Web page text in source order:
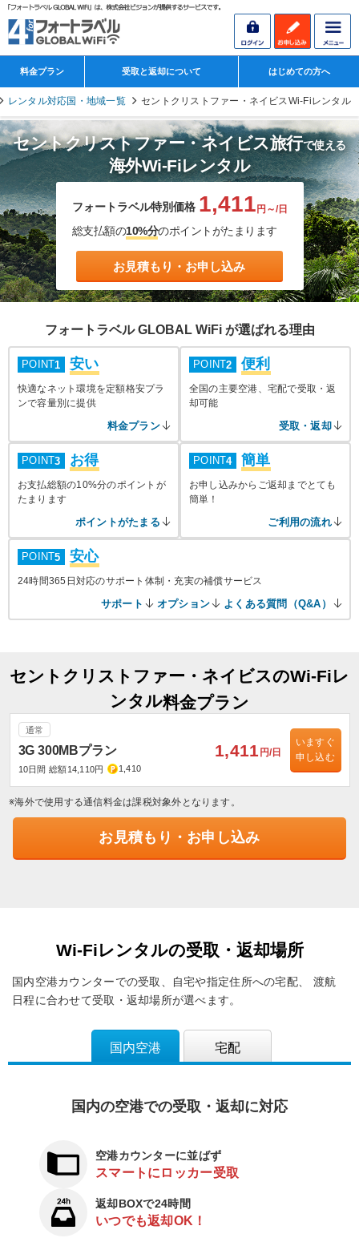
料金プラン 受取と返却について はじめての方へ
レンタル対応国・地域一覧 セントクリストファー・ネイビスWi-Fiレンタル
セントクリストファー・ネイビス旅行で使える
海外Wi-Fiレンタル
フォートラベル特別価格 1,411円～/日
総支払額の10%分のポイントがたまります
お見積もり・お申し込み
フォートラベル GLOBAL WiFi が選ばれる理由
POINT1 安い
快適なネット環境を定額格安プラ
ンで容量別に提供
料金プラン
POINT2 便利
全国の主要空港、宅配で受取・返
却可能
受取・返却
POINT3 お得
お支払総額の10%分のポイントが
たまります
ポイントがたまる
POINT4 簡単
お申し込みからご返却までとても
簡単！
ご利用の流れ
POINT5 安心
24時間365日対応のサポート体制・充実の補償サービス
サポート オプション よくある質問（Q&A）
セントクリストファー・ネイビスのWi-Fiレ
ンタル料金プラン
通常
3G 300MBプラン
10日間 総額14,110円 1,410
1,411 円/日
いますぐ
申し込む
※海外で使用する通信料金は課税対象外となります。
お見積もり・お申し込み
Wi-Fiレンタルの受取・返却場所
国内空港カウンターでの受取、自宅や指定住所への宅配、
渡航
日程に合わせて受取・返却場所が選べます。
国内空港 宅配
国内の空港での受取・返却に対応
空港カウンターに並ばず
スマートにロッカー受取
返却BOXで24時間
いつでも返却OK！